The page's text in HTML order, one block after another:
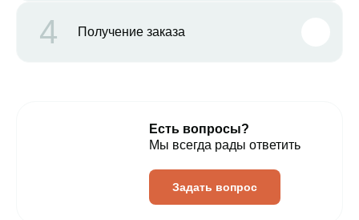
4 Получение заказа
Есть вопросы?
Мы всегда рады ответить
Задать вопрос